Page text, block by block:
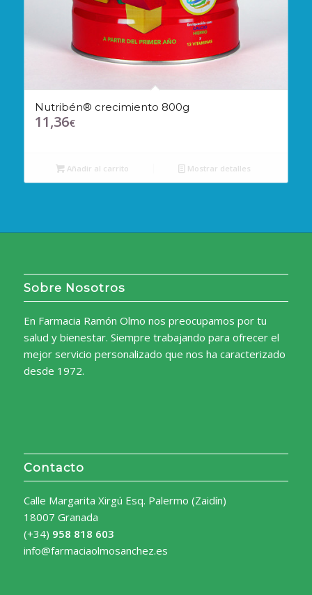
Nutribén® crecimiento 800g
11,36€
Añadir al carrito Mostrar detalles
Sobre Nosotros
En Farmacia Ramón Olmo nos preocupamos por tu
salud y bienestar. Siempre trabajando para ofrecer el
mejor servicio personalizado que nos ha caracterizado
desde 1972.
Contacto
Calle Margarita Xirgú Esq. Palermo (Zaidín)
18007 Granada
(+34) 958 818 603
info@farmaciaolmosanchez.es